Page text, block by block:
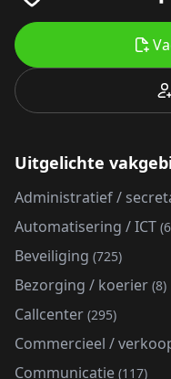
Uitgelichte
Administratief /
Automatisering / ICT
Beveiliging (725)
Bezorging / koerier (8)
Callcenter (295)
Commercieel /
Communicatie (117)